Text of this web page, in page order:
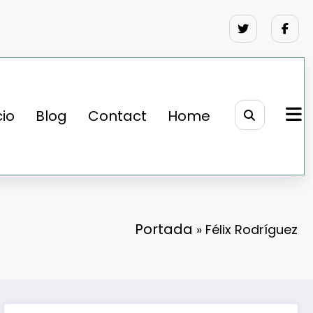
Blog Contact Home
Portada » Félix Rodríguez